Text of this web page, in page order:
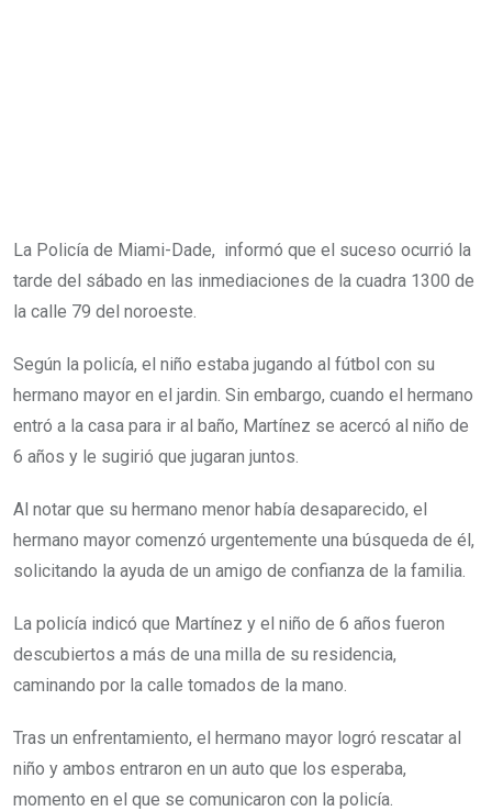
La Policía de Miami-Dade, informó que el suceso ocurrió la
tarde del sábado en las inmediaciones de la cuadra 1300 de
la calle 79 del noroeste.
Según la policía, el niño estaba jugando al fútbol con su
hermano mayor en el jardin. Sin embargo, cuando el hermano
entró a la casa para ir al baño, Martínez se acercó al niño de
6 años y le sugirió que jugaran juntos.
Al notar que su hermano menor había desaparecido, el
hermano mayor comenzó urgentemente una búsqueda de él,
solicitando la ayuda de un amigo de confianza de la familia.
La policía indicó que Martínez y el niño de 6 años fueron
descubiertos a más de una milla de su residencia,
caminando por la calle tomados de la mano.
Tras un enfrentamiento, el hermano mayor logró rescatar al
niño y ambos entraron en un auto que los esperaba,
momento en el que se comunicaron con la policía.